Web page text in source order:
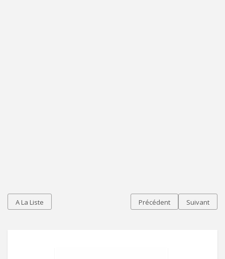
A La Liste Précédent Suivant